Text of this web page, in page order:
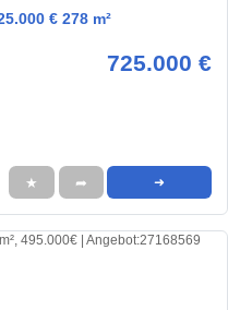
€ 278 m²
725.000 €
★ ➦ ➜